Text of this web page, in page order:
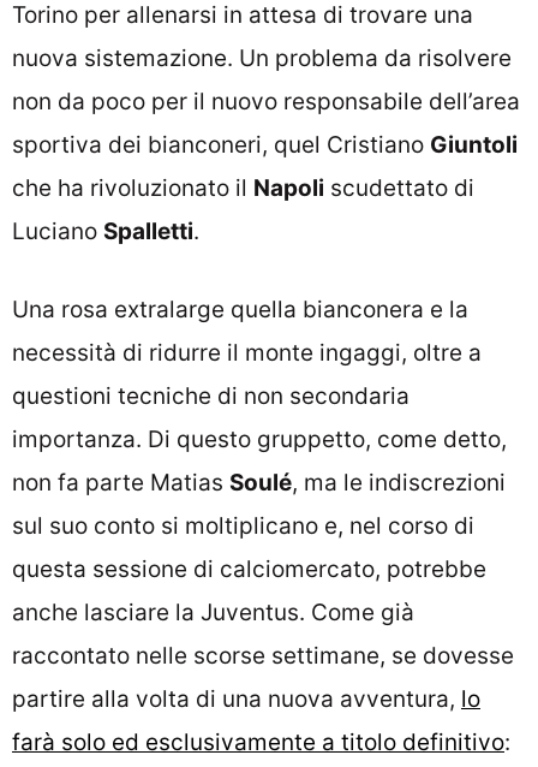
Torino per allenarsi in attesa di trovare una
nuova sistemazione. Un problema da risolvere
non da poco per il nuovo responsabile dell’area
sportiva dei bianconeri, quel Cristiano Giuntoli
che ha rivoluzionato il Napoli scudettato di
Luciano Spalletti.
Una rosa extralarge quella bianconera e la
necessità di ridurre il monte ingaggi, oltre a
questioni tecniche di non secondaria
importanza. Di questo gruppetto, come detto,
non fa parte Matias Soulé, ma le indiscrezioni
sul suo conto si moltiplicano e, nel corso di
questa sessione di calciomercato, potrebbe
anche lasciare la Juventus. Come già
raccontato nelle scorse settimane, se dovesse
partire alla volta di una nuova avventura, lo
farà solo ed esclusivamente a titolo definitivo: